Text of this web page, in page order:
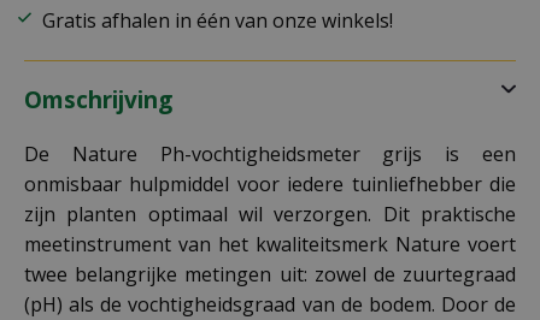
Gratis afhalen in één van onze winkels!
Omschrijving
De Nature Ph-vochtigheidsmeter grijs is een
onmisbaar hulpmiddel voor iedere tuinliefhebber die
zijn planten optimaal wil verzorgen. Dit praktische
meetinstrument van het kwaliteitsmerk Nature voert
twee belangrijke metingen uit: zowel de zuurtegraad
(pH) als de vochtigheidsgraad van de bodem. Door de